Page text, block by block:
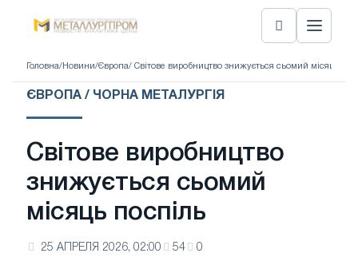
Головна/ Новини/Європа/ Світове виробництво знижується сьомий місяць
ЄВРОПА / ЧОРНА МЕТАЛУРГІЯ
Світове виробництво
знижується сьомий
місяць поспіль
25 АПРЕЛЯ 2026, 02:00 54 0